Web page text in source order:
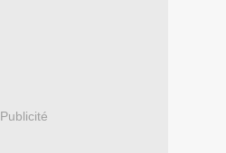
Publicité